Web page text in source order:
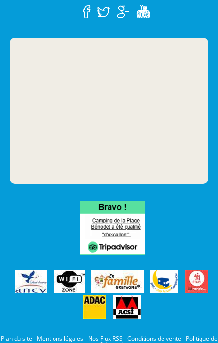
Plan du site - Mentions légales- Nos Flux RSS -Conditions de vente - Politique de